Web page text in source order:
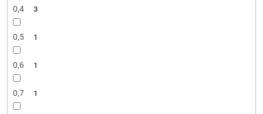
0,4 3
0,5 1
0,6 1
0,7 1